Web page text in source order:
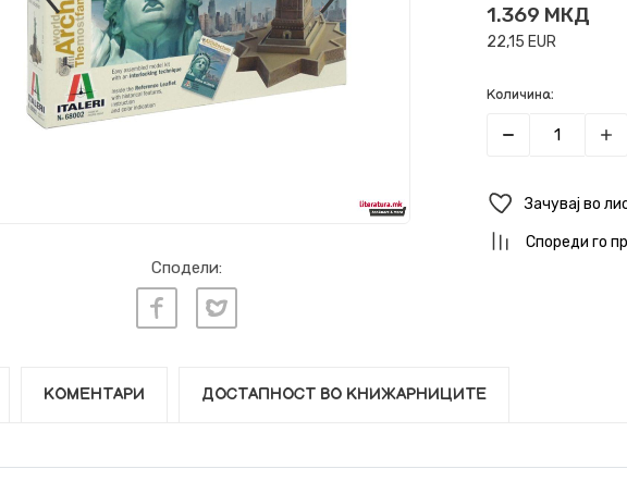
Сподели:
1.369 МКД
22,15 EUR
Количина:
Зачувај во
Спореди го
КОМЕНТАРИ ДОСТАПНОСТ ВО КНИЖАРНИЦИТЕ